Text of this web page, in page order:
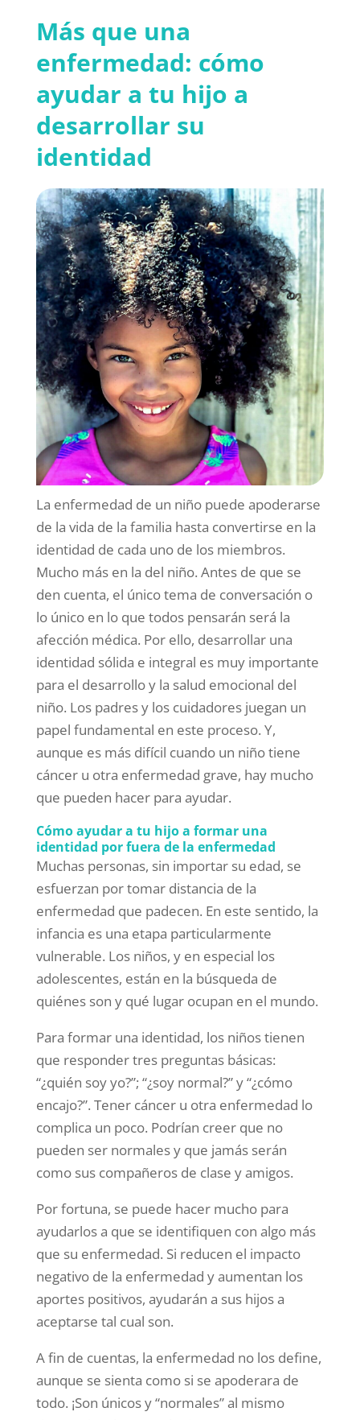
Más que una
enfermedad: cómo
ayudar a tu hijo a
desarrollar su
identidad
La enfermedad de un niño puede apoderarse
de la vida de la familia hasta convertirse en la
identidad de cada uno de los miembros.
Mucho más en la del niño. Antes de que se
den cuenta, el único tema de conversación o
lo único en lo que todos pensarán será la
afección médica. Por ello, desarrollar una
identidad sólida e integral es muy importante
para el desarrollo y la salud emocional del
niño. Los padres y los cuidadores juegan un
papel fundamental en este proceso. Y,
aunque es más difícil cuando un niño tiene
cáncer u otra enfermedad grave, hay mucho
que pueden hacer para ayudar.
Cómo ayudar a tu hijo a formar una
identidad por fuera de la enfermedad
Muchas personas, sin importar su edad, se
esfuerzan por tomar distancia de la
enfermedad que padecen. En este sentido, la
infancia es una etapa particularmente
vulnerable. Los niños, y en especial los
adolescentes, están en la búsqueda de
quiénes son y qué lugar ocupan en el mundo.
Para formar una identidad, los niños tienen
que responder tres preguntas básicas:
“¿quién soy yo?”; “¿soy normal?” y “¿cómo
encajo?”. Tener cáncer u otra enfermedad lo
complica un poco. Podrían creer que no
pueden ser normales y que jamás serán
como sus compañeros de clase y amigos.
Por fortuna, se puede hacer mucho para
ayudarlos a que se identifiquen con algo más
que su enfermedad. Si reducen el impacto
negativo de la enfermedad y aumentan los
aportes positivos, ayudarán a sus hijos a
aceptarse tal cual son.
A fin de cuentas, la enfermedad no los define,
aunque se sienta como si se apoderara de
todo. ¡Son únicos y “normales” al mismo